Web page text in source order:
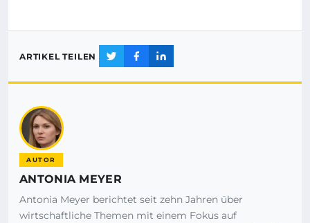
ARTIKEL TEILEN
AUTOR
ANTONIA MEYER
Antonia Meyer berichtet seit zehn Jahren über
wirtschaftliche Themen mit einem Fokus auf